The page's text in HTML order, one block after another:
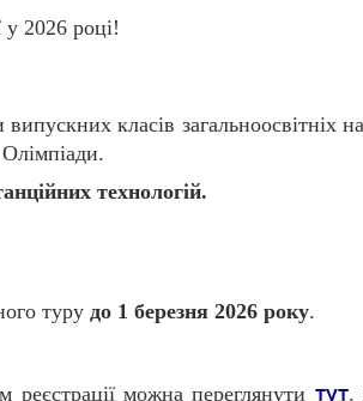
у 2026 році!
класів загальноосвітніх
технологій.
турудо 1 березня 2026 року.
реєстрації можна переглянути тут.